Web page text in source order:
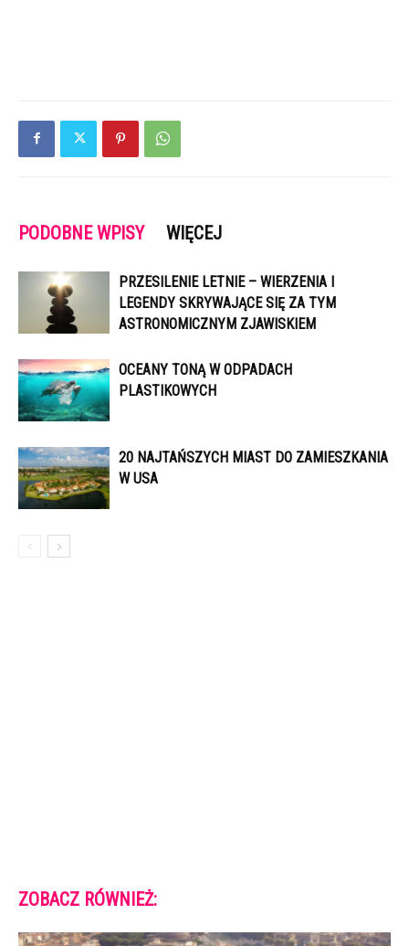
PODOBNE WPISY WIĘCEJ
PRZESILENIE LETNIE – WIERZENIA I
LEGENDY SKRYWAJĄCE SIĘ ZA TYM
ASTRONOMICZNYM ZJAWISKIEM
OCEANY TONĄ W ODPADACH
PLASTIKOWYCH
20 NAJTAŃSZYCH MIAST DO ZAMIESZKANIA
W USA
ZOBACZ RÓWNIEŻ: